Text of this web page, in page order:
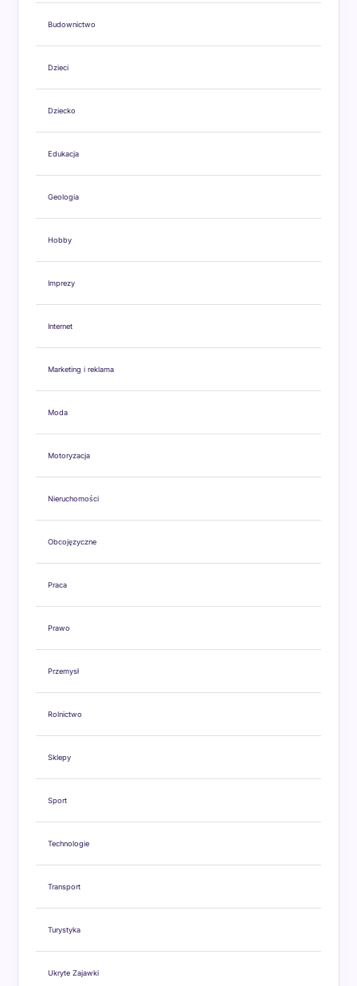
Budownictwo
Dzieci
Dziecko
Edukacja
Geologia
Hobby
Imprezy
Internet
Marketing i reklama
Moda
Motoryzacja
Nieruchomości
Obcojęzyczne
Praca
Prawo
Przemysł
Rolnictwo
Sklepy
Sport
Technologie
Transport
Turystyka
Ukryte Zajawki